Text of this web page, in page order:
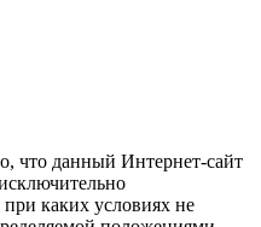
что данный Интернет-сайт
каких условиях не